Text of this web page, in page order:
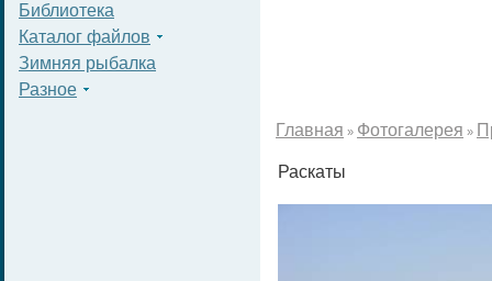
Библиотека
Каталог файлов
Зимняя рыбалка
Разное
Главная » Фотогалерея »
Раскаты